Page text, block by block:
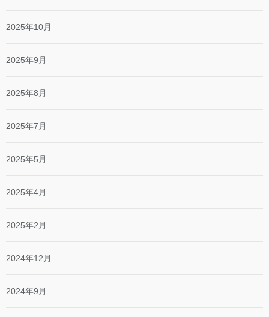
2025年10月
2025年9月
2025年8月
2025年7月
2025年5月
2025年4月
2025年2月
2024年12月
2024年9月